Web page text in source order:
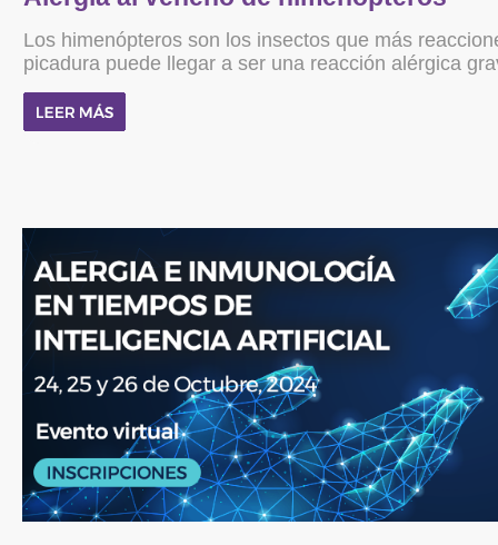
Los himenópteros son los insectos que más
picadura puede llegar a ser una reacción alérgica